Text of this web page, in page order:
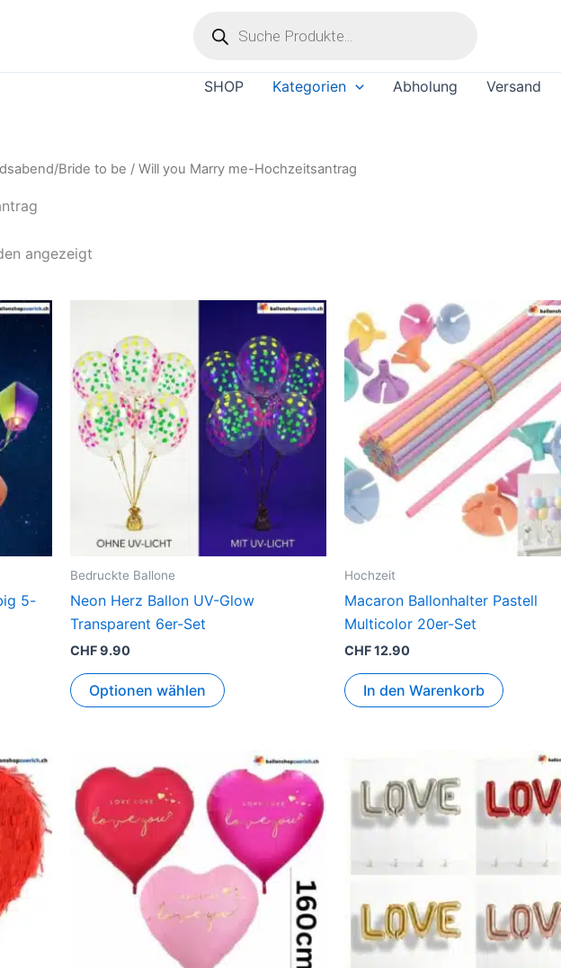
SHOP Kategorien Abholung Versand
Bride to be / Will you Marry me-Hochzeitsantrag
angezeigt
5-
Bedruckte Ballone
Neon Herz Ballon UV-Glow
Transparent 6er-Set
CHF9.90
Optionen wählen
Hochzeit
Macaron Ballonhalter Pastell
Multicolor 20er-Set
CHF12.90
In den Warenkorb
Dieses
Produkt
weist
mehrere
Varianten
auf.
Die
Optionen
können
Dieses
Produkt
weist
mehrere
auf.
Die
Optionen
können